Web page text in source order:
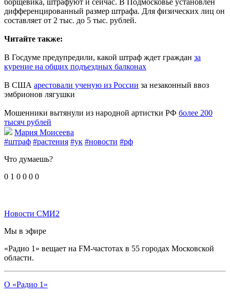
борщевика, штрафуют и сейчас. В Подмосковье установлен
дифференцированный размер штрафа. Для физических лиц он
составляет от 2 тыс. до 5 тыс. рублей.
Читайте также:
В Госдуме предупредили, какой штраф ждет граждан за
курение на общих подъездных балконах
В США арестовали ученую из России за незаконный ввоз
эмбрионов лягушки
Мошенники вытянули из народной артистки РФ более 200
тысяч рублей
Мария Моисеева
#штраф #растения #ук #новости #рф
Что думаешь?
0 1 0 0 0 0
Новости СМИ2
Мы в эфире
«Радио 1» вещает на FM-частотах в 55 городах Московской
области.
О «Радио 1»